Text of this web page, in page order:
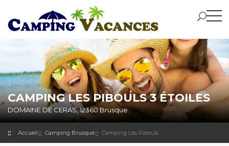
CAMPING LES PIBOULS 3 ÉTOILES
DOMAINE DE CERAS, 12360 Brusque.
Accueil Camping Brusque Camping Les Pibouls